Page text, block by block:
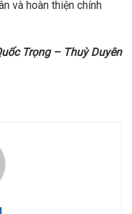
và hoàn thiện chính
Trọng– Thuỳ Duyên